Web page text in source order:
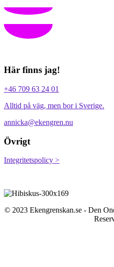
Här finns jag!
+46 709 63 24 01
Alltid på väg, men bor i Sverige.
annicka@ekengren.nu
Övrigt
Integritetspolicy >
© 2023 Ekengrenskan.se - Den